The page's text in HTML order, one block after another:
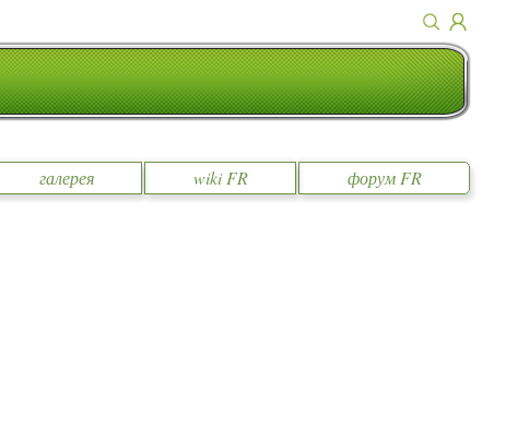
галерея wiki FR форум FR